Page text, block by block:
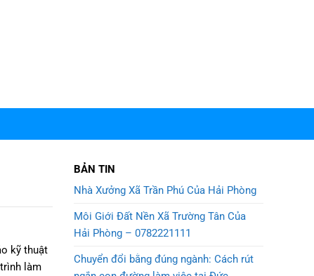
kỹ thuật
làm
BẢN TIN
Nhà Xưởng Xã Trần Phú Của Hải Phòng
Môi Giới Đất Nền Xã Trường Tân Của
Hải Phòng – 0782221111
Chuyển đổi bằng đúng ngành: Cách rút